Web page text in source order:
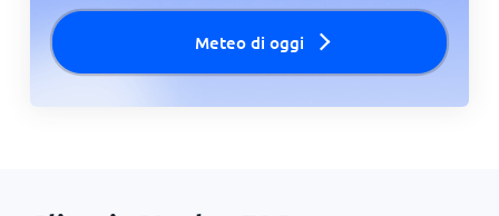
Meteo di oggi